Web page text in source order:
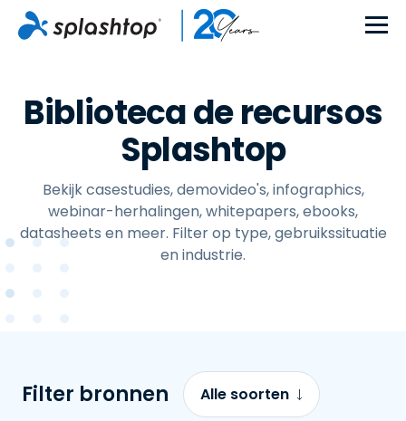
Biblioteca de recursos
Splashtop
Bekijk casestudies, demovideo's, infographics,
webinar-herhalingen, whitepapers, ebooks,
datasheets en meer. Filter op type, gebruikssituatie
en industrie.
Filter bronnen Alle soorten